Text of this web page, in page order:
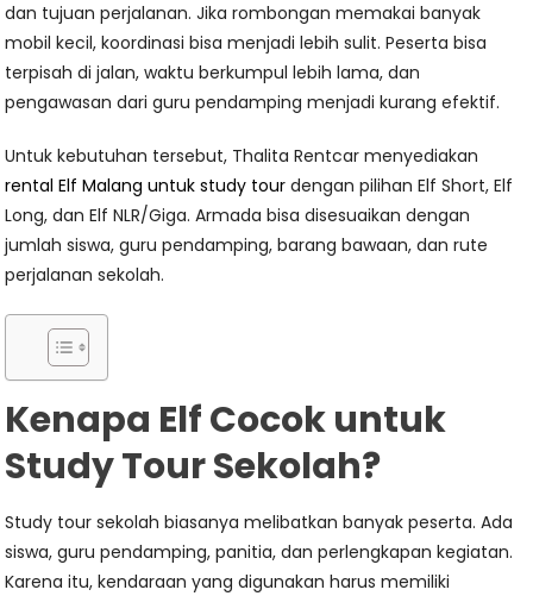
dan tujuan perjalanan. Jika rombongan memakai banyak
mobil kecil, koordinasi bisa menjadi lebih sulit. Peserta bisa
terpisah di jalan, waktu berkumpul lebih lama, dan
pengawasan dari guru pendamping menjadi kurang efektif.
Untuk kebutuhan tersebut, Thalita Rentcar menyediakan
rental Elf Malang untuk study tour dengan pilihan Elf Short, Elf
Long, dan Elf NLR/Giga. Armada bisa disesuaikan dengan
jumlah siswa, guru pendamping, barang bawaan, dan rute
perjalanan sekolah.
Kenapa Elf Cocok untuk
Study Tour Sekolah?
Study tour sekolah biasanya melibatkan banyak peserta. Ada
siswa, guru pendamping, panitia, dan perlengkapan kegiatan.
Karena itu, kendaraan yang digunakan harus memiliki